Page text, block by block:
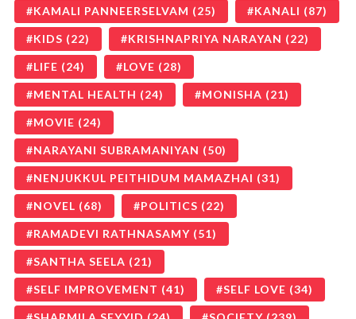
KAMALI PANNEERSELVAM (25) KANALI (87)
KIDS (22) KRISHNAPRIYA NARAYAN (22)
LIFE (24) LOVE (28)
MENTAL HEALTH (24) MONISHA (21)
MOVIE (24)
NARAYANI SUBRAMANIYAN (50)
NENJUKKUL PEITHIDUM MAMAZHAI (31)
NOVEL (68) POLITICS (22)
RAMADEVI RATHNASAMY (51)
SANTHA SEELA (21)
SELF IMPROVEMENT (41) SELF LOVE (34)